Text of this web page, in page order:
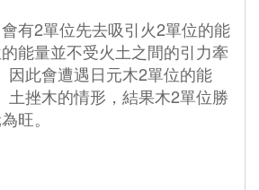
有2單位先去吸引火2單位的能
能量並不受火土之間的引力牽
因此會遭遇日元木2單位的能
土挫木的情形，結果木2單位勝
旺。